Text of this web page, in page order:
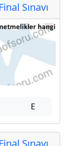
Sınavı
E
Sınavı